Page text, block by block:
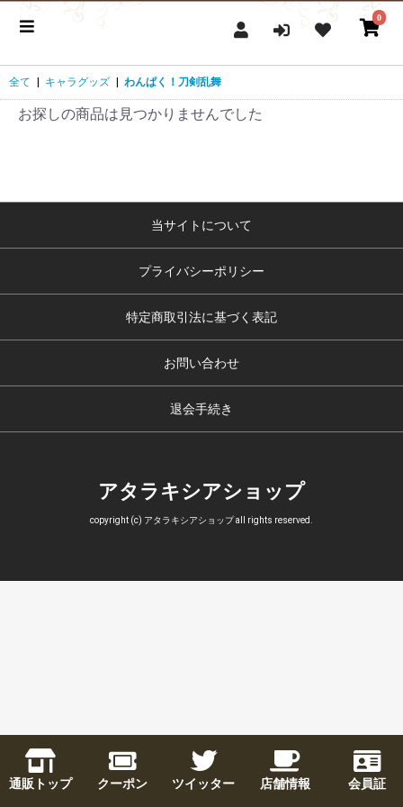
0
全て キャラグッズ わんぱく！刀剣乱舞
お探しの商品は見つかりませんでした
通販トップ クーポン ツイッター 店舗情報 会員証
当サイトについて
プライバシーポリシー
特定商取引法に基づく表記
お問い合わせ
退会手続き
アタラキシアショップ
copyright (c) アタラキシアショップ all rights reserved.